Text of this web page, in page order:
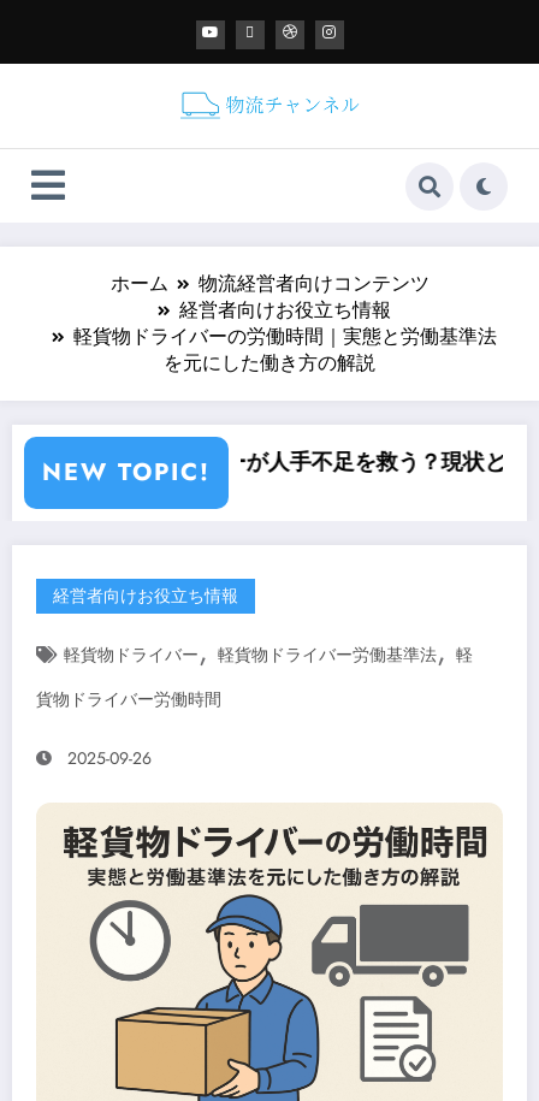
ホーム
物流経営者向けコンテンツ
経営者向けお役立ち情報
軽貨物ドライバーの労働時間｜実態と労働基準法
を元にした働き方の解説
NEW TOPIC!
足を救う？現状とこれからを解説スマート物流とは？最新技術・導
経営者向けお役立ち情報
軽貨物ドライバー, 軽貨物ドライバー労働基準法, 軽
貨物ドライバー労働時間
2025-09-26